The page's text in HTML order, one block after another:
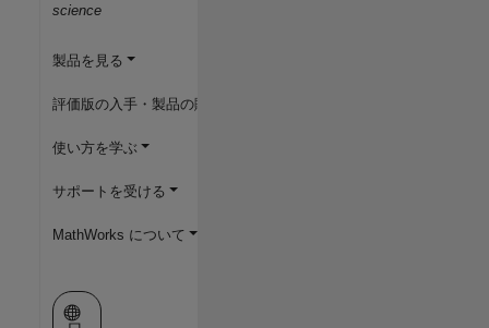
science
製品を見る
評価版の入手・製品の購入
使い方を学ぶ
サポートを受ける
MathWorks について
Web サイトの選択